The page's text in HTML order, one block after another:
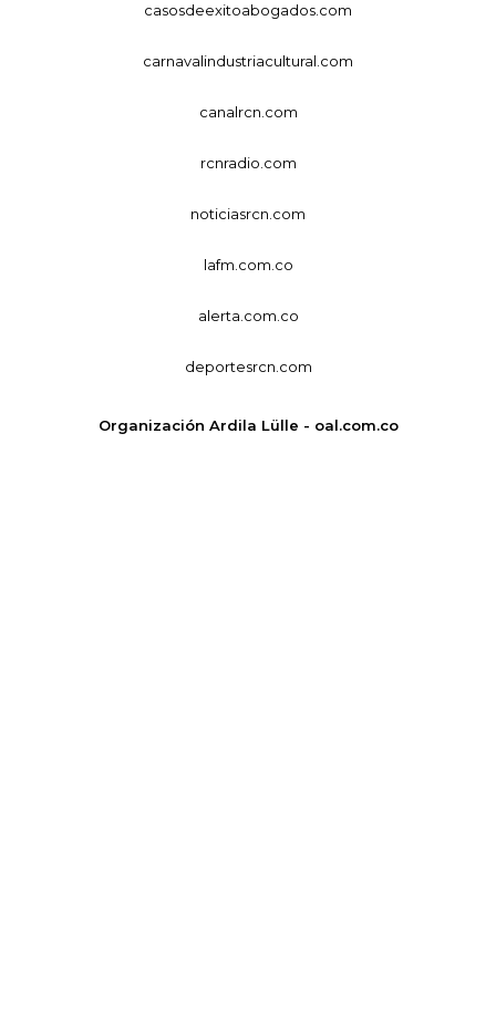
casosdeexitoabogados.com
carnavalindustriacultural.com
canalrcn.com
rcnradio.com
noticiasrcn.com
lafm.com.co
alerta.com.co
deportesrcn.com
Organización Ardila Lülle - oal.com.co